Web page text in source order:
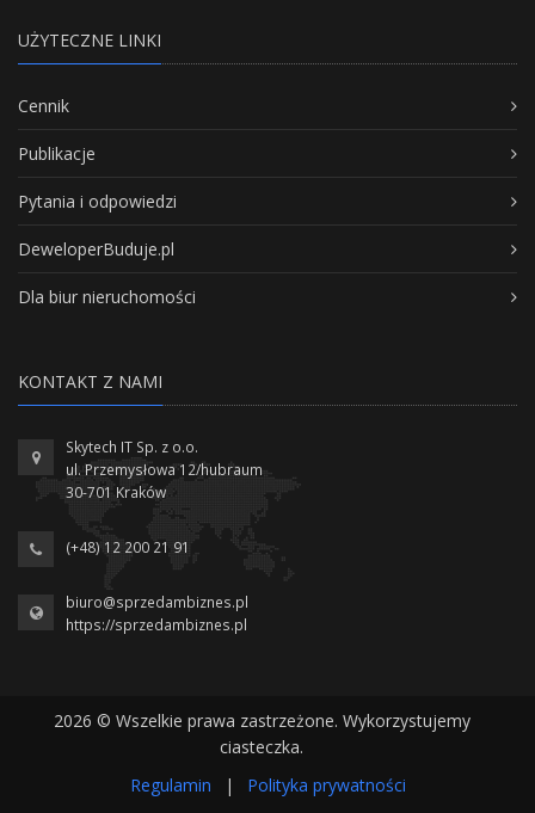
UŻYTECZNE LINKI
Cennik
Publikacje
Pytania i odpowiedzi
DeweloperBuduje.pl
Dla biur nieruchomości
KONTAKT Z NAMI
Skytech IT Sp. z o.o.
ul. Przemysłowa 12/hubraum
30-701 Kraków
(+48) 12 200 21 91
biuro@sprzedambiznes.pl
https://sprzedambiznes.pl
2026 © Wszelkie prawa zastrzeżone. Wykorzystujemy
ciasteczka.
Regulamin
| Polityka prywatności